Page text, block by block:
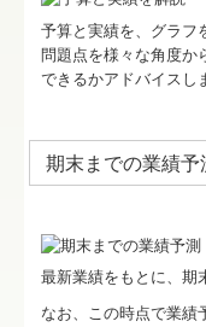
予算と実績を、グラフ
問題点を様々な角度か
できるかアドバイスし
期末までの業績予
最新業績をもとに、期
なお、この時点で業績